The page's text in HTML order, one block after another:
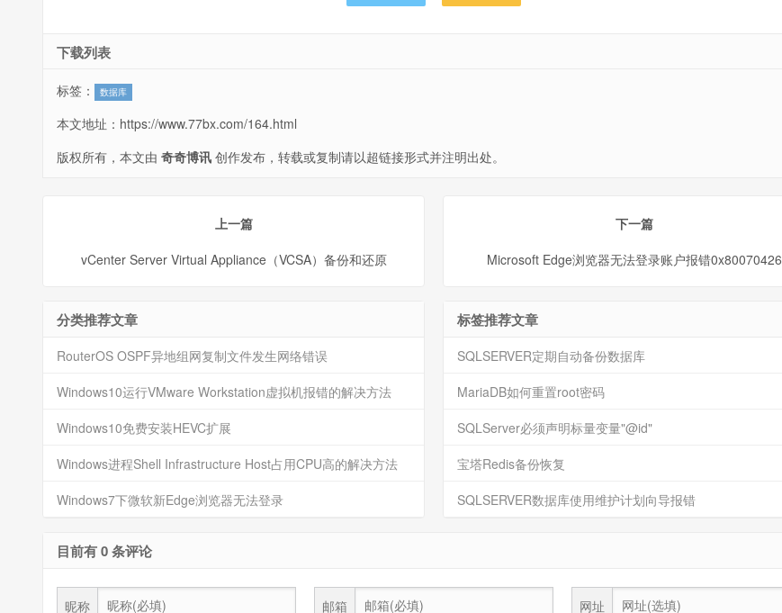
下载列表
标签： 数据库
本文地址： https://www.77bx.com/164.html
版权所有，本文由 奇奇博讯 创作发布，转载或复制请以超链接形式并注明出处。
上一篇
vCenter Server Virtual Appliance（VCSA）备份和还原
下一篇
Microsoft Edge浏览器无法登录账户报错0x80070426
分类推荐文章
RouterOS OSPF异地组网复制文件发生网络错误
Windows10运行VMware Workstation虚拟机报错的解决方法
Windows10免费安装HEVC扩展
Windows进程Shell Infrastructure Host占用CPU高的解决方法
Windows7下微软新Edge浏览器无法登录
标签推荐文章
SQLSERVER定期自动备份数据库
MariaDB如何重置root密码
SQLServer必须声明标量变量"@id"
宝塔Redis备份恢复
SQLSERVER数据库使用维护计划向导报错
目前有 0 条评论
昵称 邮箱 网址